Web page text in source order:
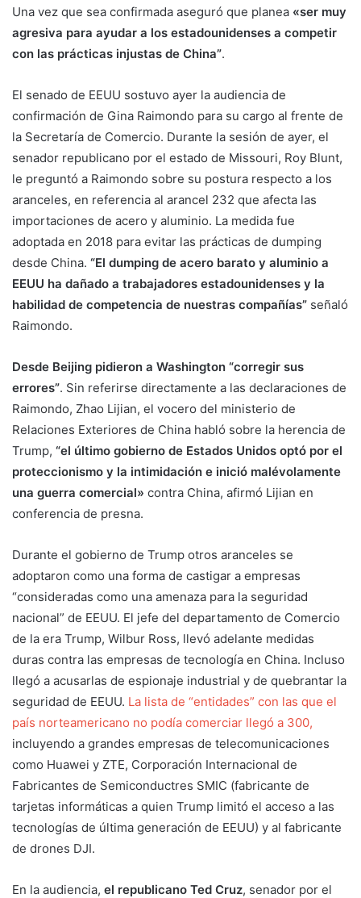
Una vez que sea confirmada aseguró que planea «ser muy
agresiva para ayudar a los estadounidenses a competir
con las prácticas injustas de China”.
El senado de EEUU sostuvo ayer la audiencia de
confirmación de Gina Raimondo para su cargo al frente de
la Secretaría de Comercio. Durante la sesión de ayer, el
senador republicano por el estado de Missouri, Roy Blunt,
le preguntó a Raimondo sobre su postura respecto a los
aranceles, en referencia al arancel 232 que afecta las
importaciones de acero y aluminio. La medida fue
adoptada en 2018 para evitar las prácticas de dumping
desde China. “El dumping de acero barato y aluminio a
EEUU ha dañado a trabajadores estadounidenses y la
habilidad de competencia de nuestras compañías” señaló
Raimondo.
Desde Beijing pidieron a Washington “corregir sus
errores”. Sin referirse directamente a las declaraciones de
Raimondo, Zhao Lijian, el vocero del ministerio de
Relaciones Exteriores de China habló sobre la herencia de
Trump, “el último gobierno de Estados Unidos optó por el
proteccionismo y la intimidación e inició malévolamente
una guerra comercial» contra China, afirmó Lijian en
conferencia de presna.
Durante el gobierno de Trump otros aranceles se
adoptaron como una forma de castigar a empresas
“consideradas como una amenaza para la seguridad
nacional” de EEUU. El jefe del departamento de Comercio
de la era Trump, Wilbur Ross, llevó adelante medidas
duras contra las empresas de tecnología en China. Incluso
llegó a acusarlas de espionaje industrial y de quebrantar la
seguridad de EEUU. La lista de “entidades” con las que el
país norteamericano no podía comerciar llegó a 300,
incluyendo a grandes empresas de telecomunicaciones
como Huawei y ZTE, Corporación Internacional de
Fabricantes de Semiconductres SMIC (fabricante de
tarjetas informáticas a quien Trump limitó el acceso a las
tecnologías de última generación de EEUU) y al fabricante
de drones DJI.
En la audiencia, el republicano Ted Cruz, senador por el